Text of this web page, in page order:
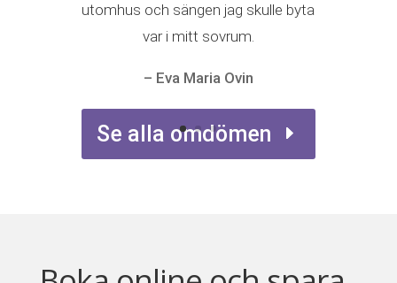
utomhus och sängen jag skulle byta
var i mitt sovrum.
– Eva Maria Ovin
Se alla omdömen